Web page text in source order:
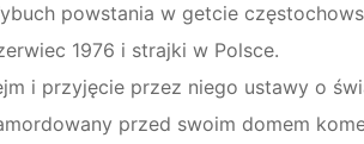
powstania w getcie
1976 i strajki w Polsce.
i przyjęcie przez niego ustawy o
przed swoim domem